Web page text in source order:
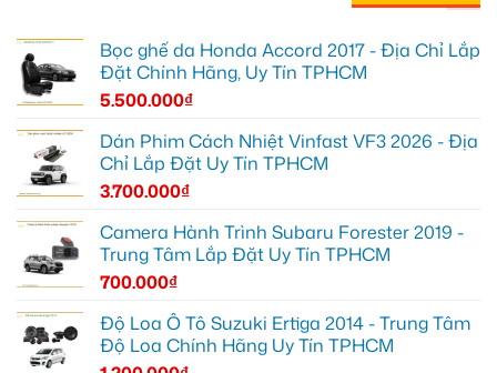
Bọc ghế da Honda Accord 2017 - Địa Chỉ Lắp
Đặt Chính Hãng, Uy Tín TPHCM
5.500.000₫
Dán Phim Cách Nhiệt Vinfast VF3 2026 - Địa
Chỉ Lắp Đặt Uy Tín TPHCM
3.700.000₫
Camera Hành Trình Subaru Forester 2019 -
Trung Tâm Lắp Đặt Uy Tín TPHCM
700.000₫
Độ Loa Ô Tô Suzuki Ertiga 2014 - Trung Tâm
Độ Loa Chính Hãng Uy Tín TPHCM